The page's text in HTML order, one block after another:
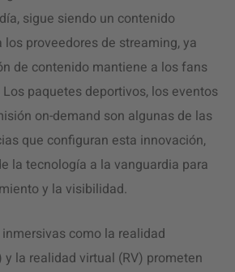
sigue siendo un contenido
proveedores de streaming, ya
de contenido mantiene a los fans
paquetes deportivos, los eventos
on-demand son algunas de las
que configuran esta innovación,
la tecnología a la vanguardia para
y la visibilidad.
como la realidad
y la realidad virtual (RV) prometen